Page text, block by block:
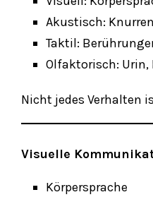
Akustisch:
Taktil:
Olfaktorisch: Urin,
Nicht jedes Verhalten
Visuelle
Körpersprache